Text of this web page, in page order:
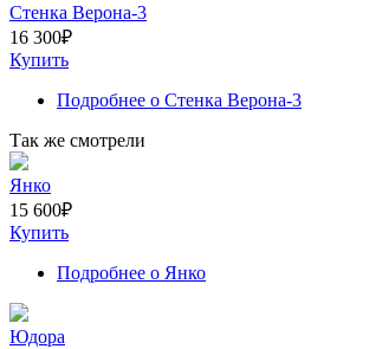
Стенка Верона-3
16 300₽
Купить
Подробнее о Стенка Верона-3
Так же смотрели
Янко
15 600₽
Купить
Подробнее о Янко
Юдора